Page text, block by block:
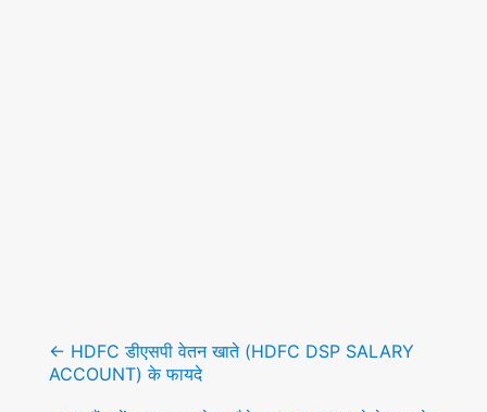
navigation
← HDFC डीएसपी वेतन खाते (HDFC DSP SALARY
ACCOUNT) के फायदे